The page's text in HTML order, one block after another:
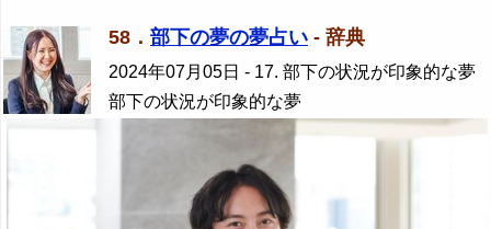
58． 部下の夢の夢占い - 辞典
2024年07月05日 - 17. 部下の状況が印象的な夢
部下の状況が印象的な夢